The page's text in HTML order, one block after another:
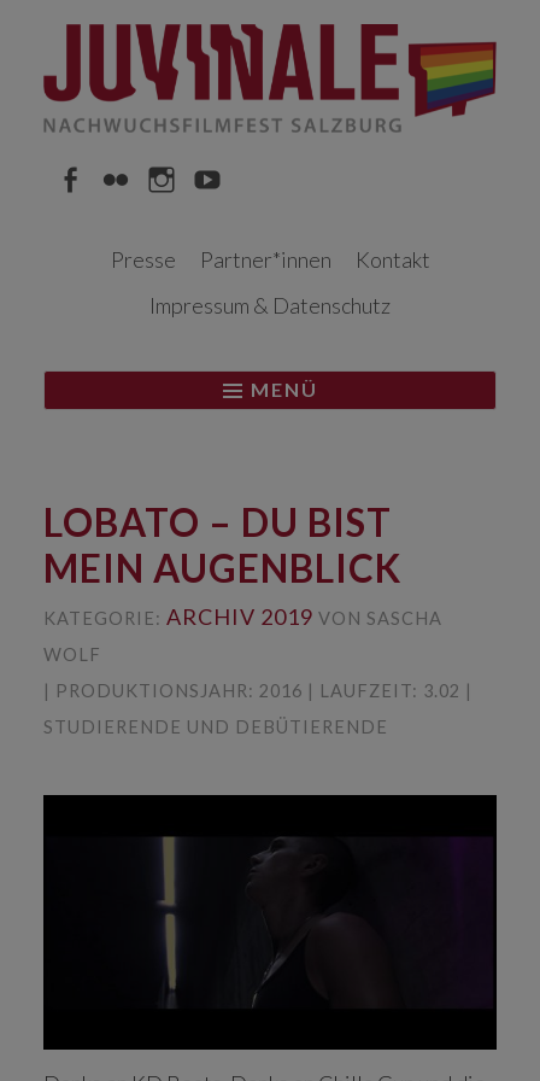
Inhalt
Presse
Partner*innen
Kontakt
Impressum & Datenschutz
MENÜ
LOBATO – DU BIST
MEIN AUGENBLICK
KATEGORIE: ARCHIV 2019 VON SASCHA
WOLF
| PRODUKTIONSJAHR: 2016 | LAUFZEIT: 3.02 |
STUDIERENDE UND DEBÜTIERENDE